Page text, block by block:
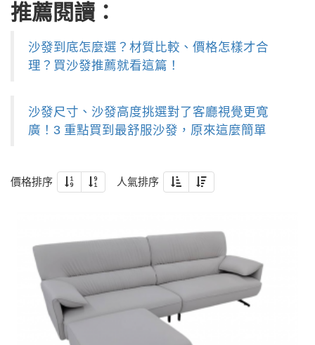
推薦閱讀：
沙發到底怎麼選？材質比較、價格怎樣才合
理？買沙發推薦就看這篇！
沙發尺寸、沙發高度挑選對了客廳視覺更寬
廣！3 重點買到最舒服沙發，原來這麼簡單
價格排序 人氣排序